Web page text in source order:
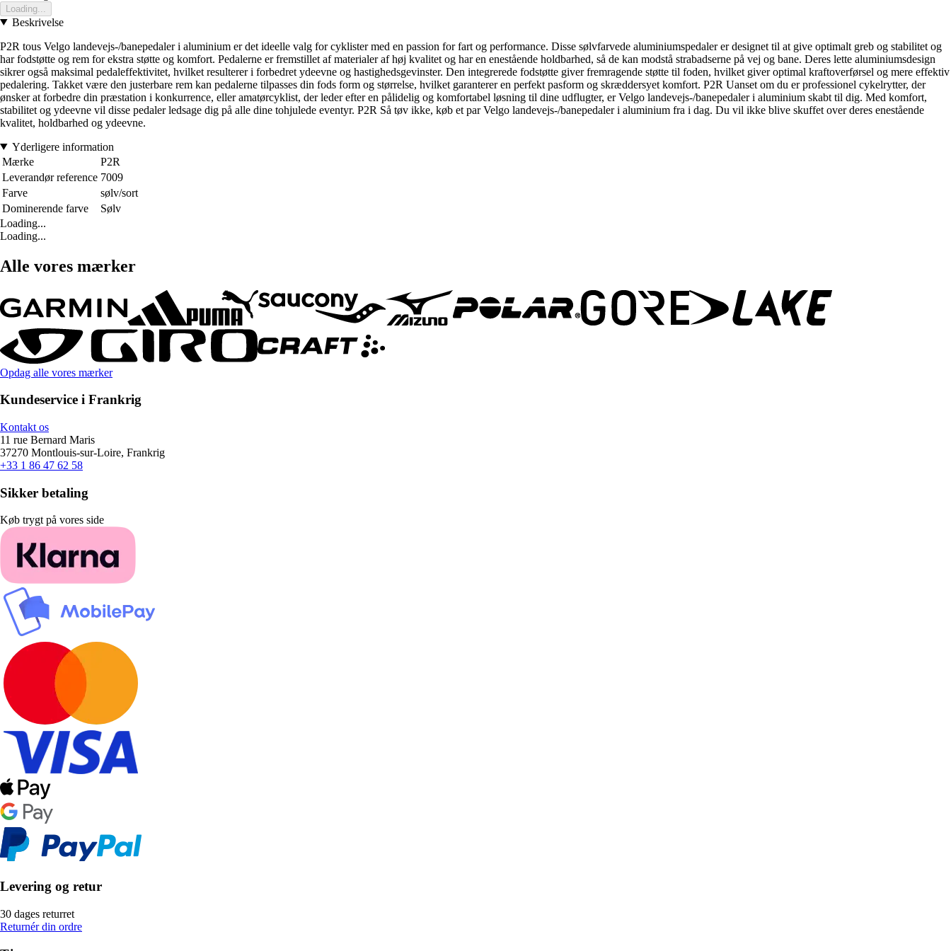
Loading...
Beskrivelse
P2R tous Velgo landevejs-/banepedaler i aluminium er det ideelle valg for cyklister med en passion for fart og performance. Disse sølvfarvede aluminiumspedaler er designet til at give optimalt greb og stabilitet og
har fodstøtte og rem for ekstra støtte og komfort. Pedalerne er fremstillet af materialer af høj kvalitet og har en enestående holdbarhed, så de kan modstå strabadserne på vej og bane. Deres lette aluminiumsdesign
sikrer også maksimal pedaleffektivitet, hvilket resulterer i forbedret ydeevne og hastighedsgevinster. Den integrerede fodstøtte giver fremragende støtte til foden, hvilket giver optimal kraftoverførsel og mere effektiv
pedalering. Takket være den justerbare rem kan pedalerne tilpasses din fods form og størrelse, hvilket garanterer en perfekt pasform og skræddersyet komfort. P2R Uanset om du er professionel cykelrytter, der
ønsker at forbedre din præstation i konkurrence, eller amatørcyklist, der leder efter en pålidelig og komfortabel løsning til dine udflugter, er Velgo landevejs-/banepedaler i aluminium skabt til dig. Med komfort,
stabilitet og ydeevne vil disse pedaler ledsage dig på alle dine tohjulede eventyr. P2R Så tøv ikke, køb et par Velgo landevejs-/banepedaler i aluminium fra i dag. Du vil ikke blive skuffet over deres enestående
kvalitet, holdbarhed og ydeevne.
Yderligere information
Mærke
P2R
Leverandør reference 7009
Farve
sølv/sort
Dominerende farve
Sølv
Loading...
Loading...
Alle vores mærker
Opdag alle vores mærker
Kundeservice i Frankrig
Kontakt os
11 rue Bernard Maris
37270 Montlouis-sur-Loire, Frankrig
+33 1 86 47 62 58
Sikker betaling
Køb trygt på vores side
Levering og retur
30 dages returret
Returnér din ordre